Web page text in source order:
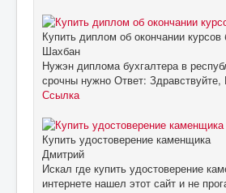
Купить диплом об окончании курсов
Шахбан
Нужэн диплома бухгалтера в
срочны нужно Ответ:
Ссылка
Купить удостоверение каменщика
Дмитрий
Искал где купить удостоверение
интернете нашел этот сайт и не